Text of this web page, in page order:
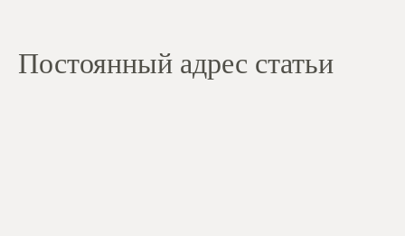
Постоянный адрес статьи